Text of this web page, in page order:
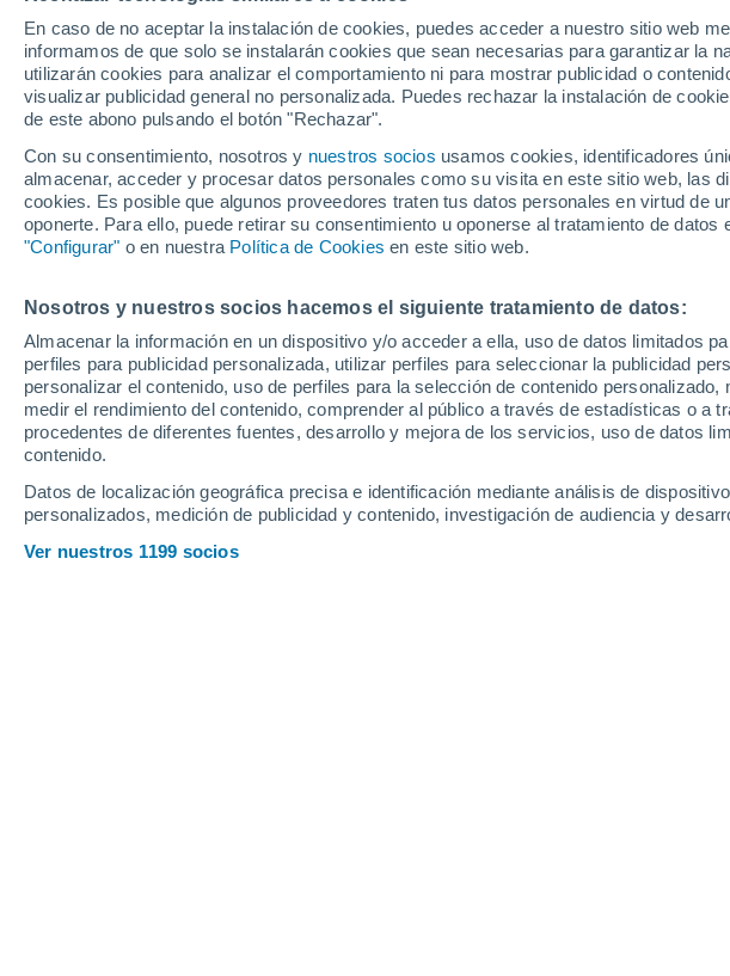
En caso de no aceptar la instalación de cookies, puedes acceder a nuestro sitio web
informamos de que solo se instalarán cookies que sean necesarias para garantizar la
utilizarán cookies para analizar el comportamiento ni para mostrar publicidad o
visualizar publicidad general no personalizada. Puedes rechazar la instalación de
de este abono pulsando el botón "Rechazar".
Con su consentimiento, nosotros y nuestros socios usamos cookies, identificadores
almacenar, acceder y procesar datos personales como su visita en este sitio web, las
cookies. Es posible que algunos proveedores traten tus datos personales en virtud de
oponerte. Para ello, puede retirar su consentimiento u oponerse al tratamiento de
"Configurar" o en nuestra Política de Cookies en este sitio web.
Nosotros y nuestros socios hacemos el siguiente tratamiento de datos:
Almacenar la información en un dispositivo y/o acceder a ella, uso de datos limitados
perfiles para publicidad personalizada, utilizar perfiles para seleccionar la publicidad
personalizar el contenido, uso de perfiles para la selección de contenido personalizado,
medir el rendimiento del contenido, comprender al público a través de estadísticas o a
procedentes de diferentes fuentes, desarrollo y mejora de los servicios, uso de datos
contenido.
Datos de localización geográfica precisa e identificación mediante análisis de
personalizados, medición de publicidad y contenido, investigación de audiencia y
Ver nuestros 1199 socios
17°
Janzé
26°
17°
Liffré
26°
16°
Guichen
16°
Montauban-
de-Bretagne
26°
17°
Rennes
26°
Paimpont
Teillay
25°
17°
Tinténiac